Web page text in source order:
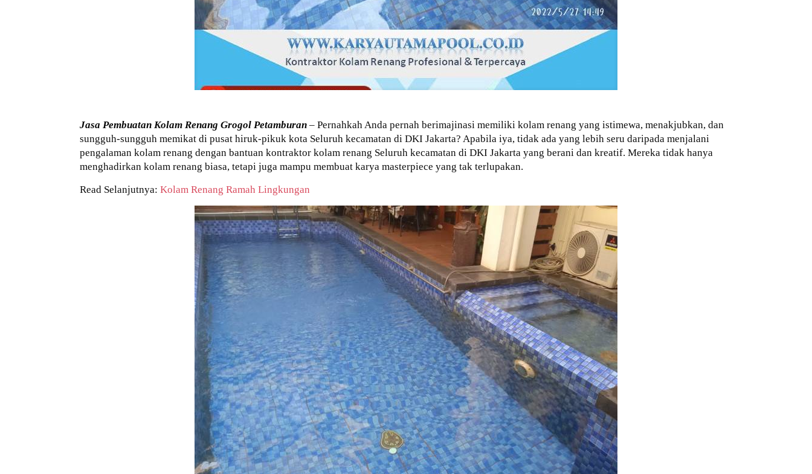
Jasa Pembuatan Kolam Renang Grogol Petamburan – Pernahkah Anda pernah berimajinasi memiliki kolam renang yang istimewa, menakjubkan, dan
sungguh-sungguh memikat di pusat hiruk-pikuk kota Seluruh kecamatan di DKI Jakarta? Apabila iya, tidak ada yang lebih seru daripada menjalani
pengalaman kolam renang dengan bantuan kontraktor kolam renang Seluruh kecamatan di DKI Jakarta yang berani dan kreatif. Mereka tidak hanya
menghadirkan kolam renang biasa, tetapi juga mampu membuat karya masterpiece yang tak terlupakan.
Read Selanjutnya:Kolam Renang Ramah Lingkungan